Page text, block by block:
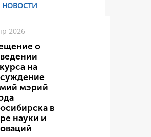
НОВОСТИ
2026
о
на
мэрий
в
науки и